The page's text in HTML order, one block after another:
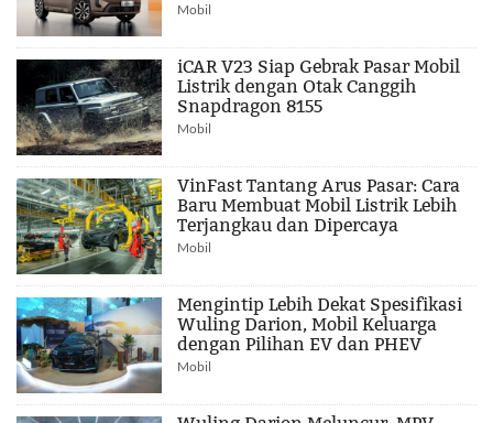
Mobil
iCAR V23 Siap Gebrak Pasar Mobil
Listrik dengan Otak Canggih
Snapdragon 8155
Mobil
VinFast Tantang Arus Pasar: Cara
Baru Membuat Mobil Listrik Lebih
Terjangkau dan Dipercaya
Mobil
Mengintip Lebih Dekat Spesifikasi
Wuling Darion, Mobil Keluarga
dengan Pilihan EV dan PHEV
Mobil